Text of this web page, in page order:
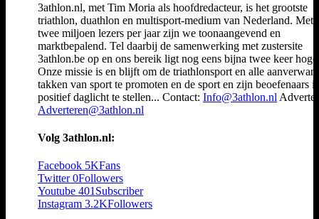
3athlon.nl, met Tim Moria als hoofdredacteur, is het grootste
triathlon, duathlon en multisport-medium van Nederland. Met
twee miljoen lezers per jaar zijn we toonaangevend en
marktbepalend. Tel daarbij de samenwerking met zustersite
3athlon.be op en ons bereik ligt nog eens bijna twee keer
Onze missie is en blijft om de triathlonsport en alle
takken van sport te promoten en de sport en zijn beoefenaars
positief daglicht te stellen... Contact: Info@3athlon.nl
Adverteren@3athlon.nl
Volg 3athlon.nl:
Facebook 5KFans
Twitter 0Followers
Youtube 401 Subscriber
Instagram 3.2KFollowers